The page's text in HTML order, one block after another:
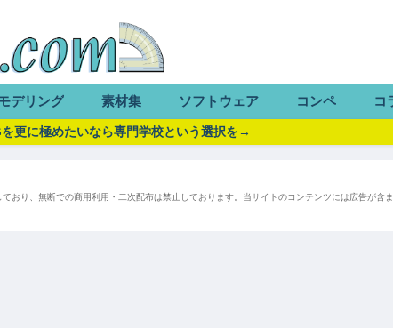
デリング 素材集 ソフトウェア コンペ コ
更に極めたいなら専門学校という選択を→
り、無断での商用利用・二次配布は禁止しております。当サイトのコンテンツには広告が含